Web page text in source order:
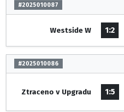
#2025010087
Westside W 1:2
#2025010086
Ztraceno v Upgradu 1:5